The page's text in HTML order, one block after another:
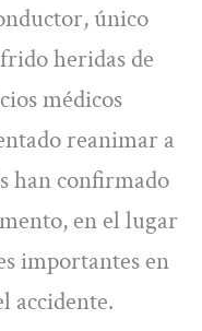
único
heridas de
médicos
reanimar a
han confirmado
en el lugar
importantes en
accidente.